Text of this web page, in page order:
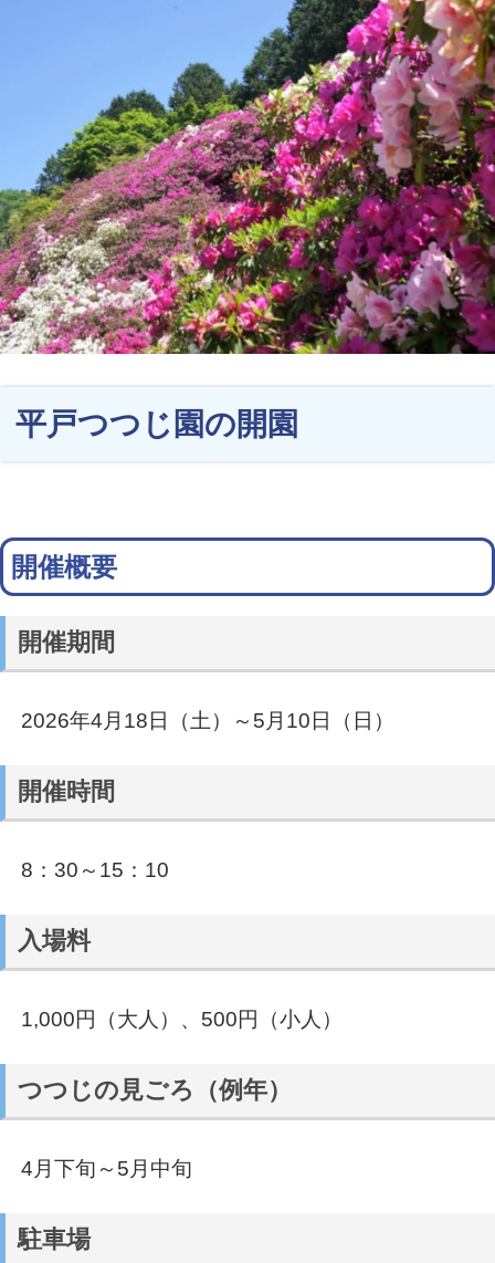
平戸つつじ園の開園
開催概要
開催期間
2026年4月18日（土）～5月10日（日）
開催時間
8：30～15：10
入場料
1,000円（大人）、500円（小人）
つつじの見ごろ（例年）
4月下旬～5月中旬
駐車場